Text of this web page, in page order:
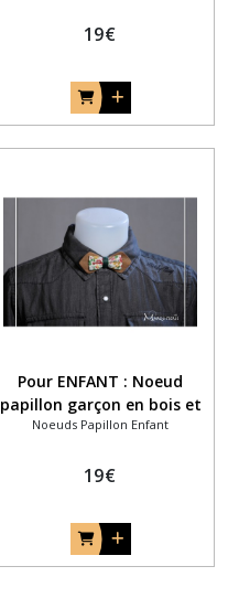
19€
Pour ENFANT : Noeud
papillon garçon en bois et
tissu liberty champêtre
Noeuds Papillon Enfant
19€